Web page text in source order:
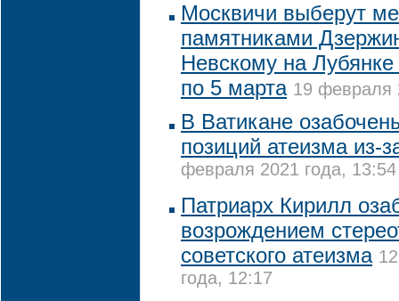
Москвичи выберут
памятниками
Невскому на
по 5 марта 19 февраля
В Ватикане
позиций атеизма из-
февраля 2021 года, 13:54
Патриарх Кирилл
возрождением
советского атеизма
года, 12:17